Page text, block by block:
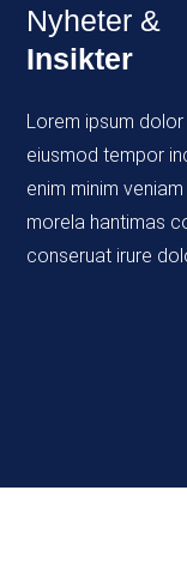
Nyheter &
Insikter
Lorem ipsum
eiusmod tempor
enim minim
morela hantimas
conseruat irure